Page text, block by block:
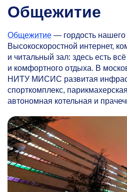
Общежитие
Общежитие — гордость нашего
Высокоскоростной интернет,
и читальный зал: здесь есть
и комфортного отдыха. В
НИТУ МИСИС развитая
спорткомплекс,
автономная котельная и